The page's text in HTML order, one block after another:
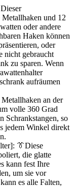
und 12
oder andere
Haken können
oder
nicht gebraucht
zu sparen. Wenn
aufräumen
an der
volle 360 Grad
Schrankstangen, so
jedem Winkel direkt
👔Diese
die glatte
kann fest Ihre
um sie vor
es alle Falten,